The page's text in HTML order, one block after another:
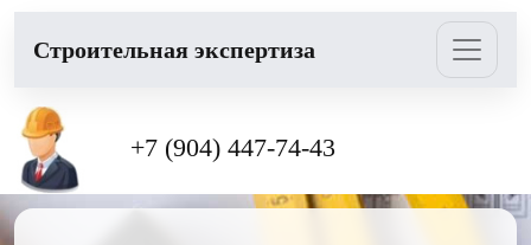
Cтроительная экспертиза
+7 (904) 447-74-43